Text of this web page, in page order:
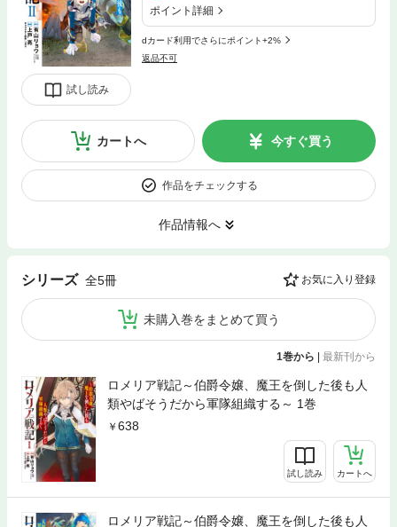
試し読み
ポイント詳細
dカード利用でさらにポイント+2%
返品不可
カートへ 今すぐ買う
作品をチェックする
作品情報へ
シリーズ 全5冊 お気に入り登録
未購入巻をまとめて買う
1巻から | 最新刊から
ロメリア戦記～伯爵令嬢、魔王を倒した後も人
類やばそうだから軍隊組織する～ 1巻
638
試し読み カートへ
ロメリア戦記～伯爵令嬢、魔王を倒した後も人